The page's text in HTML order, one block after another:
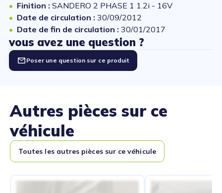
Finition : SANDERO 2 PHASE 1 1.2i - 16V
Date de circulation : 30/09/2012
Date de fin de circulation : 30/01/2017
vous avez une question ?
Poser une question sur ce produit
Autres pièces sur ce
véhicule
Toutes les autres pièces sur ce véhicule